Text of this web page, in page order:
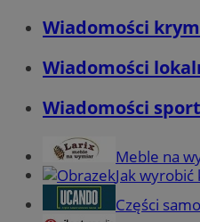
Wiadomości
Wiadomości
Wiadomości
Meble na
Jak wyrobić
Części